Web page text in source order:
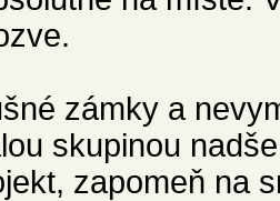
zámky a
skupinou
zapomeň na